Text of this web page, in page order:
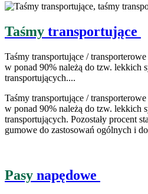
Taśmy transportujące
Taśmy transportujące /
w ponad 90% należą do tzw. lekkich
transportujących....
Taśmy transportujące /
w ponad 90% należą do tzw. lekkich
transportujących. Pozostały procent
gumowe do zastosowań ogólnych i
Pasy napędowe